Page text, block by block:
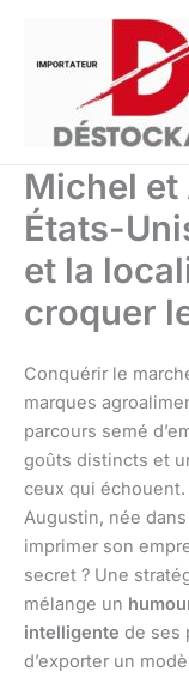
contenu
Michel
États-
et la
croquer
Conquérir le
marques
parcours semé
goûts distincts et
ceux qui
Augustin, née
imprimer son
secret ? Une
mélange un
intelligente de ses
d’exporter un